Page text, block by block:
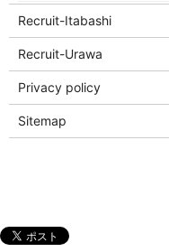
Recruit-Itabashi
Recruit-Urawa
Privacy policy
Sitemap